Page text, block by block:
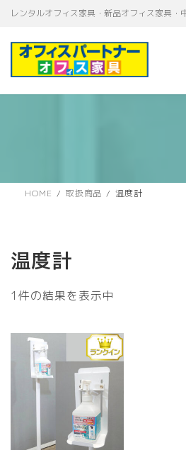
テ
ゲ
レンタルオフィス家具・新品オフィス家具
HOME 取扱商品 温度計
温度計
1件の結果を表示中